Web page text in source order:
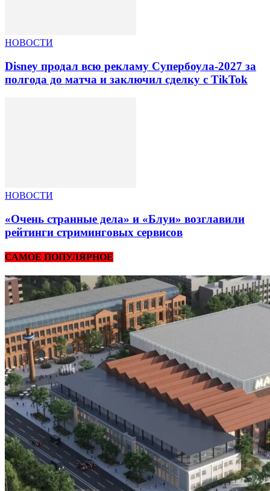
НОВОСТИ
Disney продал всю рекламу Супербоула-2027 за
полгода до матча и заключил сделку с TikTok
НОВОСТИ
«Очень странные дела» и «Блуи» возглавили
рейтинги стриминговых сервисов
САМОЕ ПОПУЛЯРНОЕ